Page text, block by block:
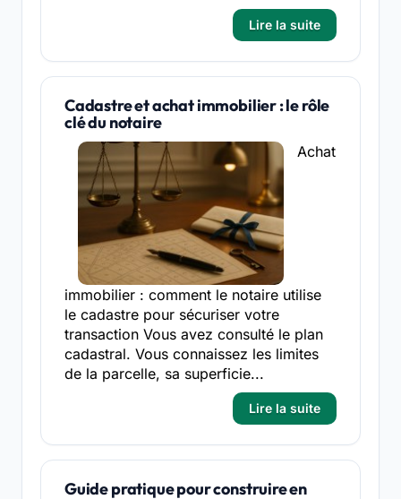
Lire la suite
Cadastre et achat immobilier : le rôle
clé du notaire
Achat
immobilier : comment le notaire utilise
le cadastre pour sécuriser votre
transaction Vous avez consulté le plan
cadastral. Vous connaissez les limites
de la parcelle, sa superficie...
Lire la suite
Guide pratique pour construire en